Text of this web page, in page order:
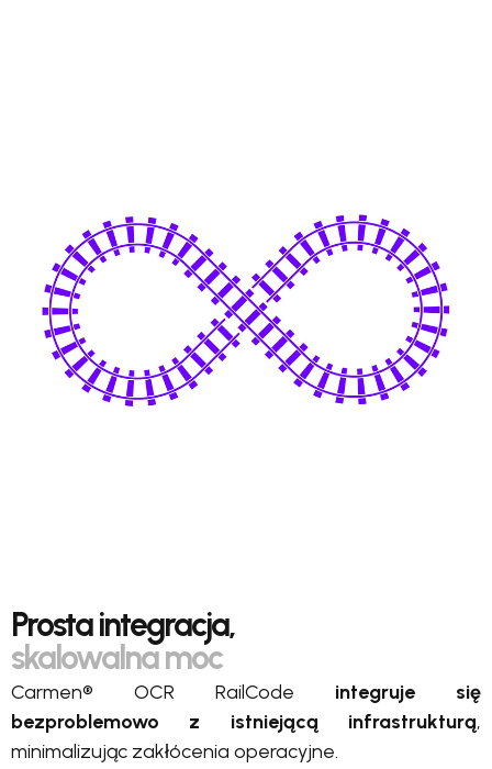
Prosta integracja,
skalowalna moc
Carmen® OCR RailCode integruje się
bezproblemowo z istniejącą infrastrukturą,
minimalizując zakłócenia operacyjne.